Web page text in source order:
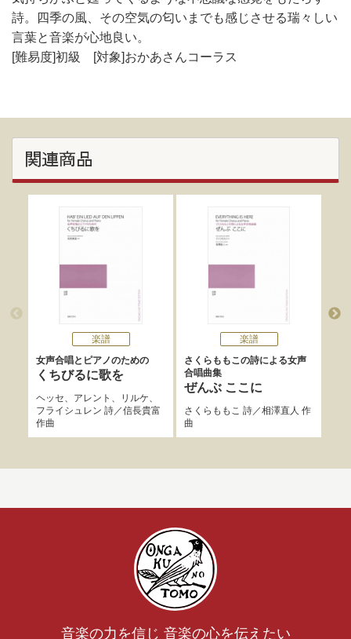
詩。四季の風、その空気の匂いまでも感じさせる瑞々しい
言葉と音楽が心地良い。
[難易度]初級 [対象]おかあさんコーラス
関連商品
楽譜
女声合唱とピアノのための
くちびるに歌を
ヘッセ、 アレント 、 リルケ、
フライシュレン 詩／信長貴富
作曲
楽譜
さくらももこの詩による女声
合唱曲集
ぜんぶ ここに
さくらももこ 詩／相澤直人 作
曲
音楽の力を信じ 音楽の心を伝えたい